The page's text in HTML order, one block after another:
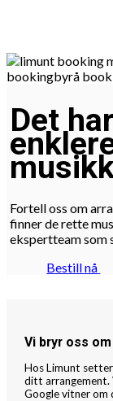
Det
Fortell oss om
finner de rette
ekspertteam som
Bestill nå
Vi bryr oss
Hos Limunt
ditt arrangement.
Google vitner om